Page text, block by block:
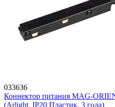
033636
Коннектор питания MAG-
(Arlight, IP20 Пластик, 3 года)